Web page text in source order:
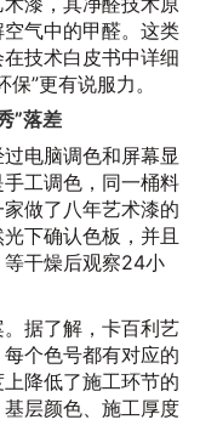
气中的甲醛。这类
技术白皮书中详细
”更有说服力。
”落差
电脑调色和屏幕显
工调色，同一桶料
做了八年艺术漆的
下确认色板，并且
干燥后观察24小
据了解，卡百利艺
个色号都有对应的
降低了施工环节的
层颜色、施工厚度